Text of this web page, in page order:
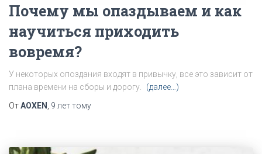
Почему мы опаздываем и как
научиться приходить
вовремя?
У некоторых опоздания входят в привычку все это зависит от
плана времени на сборы и дорогу
(далее…)
ОтAOXEN 9 леттому